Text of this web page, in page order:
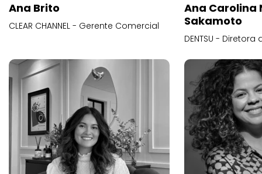
Ana Brito
CLEAR CHANNEL - Gerente Comercial
Ana Carolina
Sakamoto
DENTSU -